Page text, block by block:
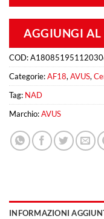
AGGIUNGI AL
COD:
Categorie:AF18,AVUS,
Tag: NAD
Marchio:AVUS
INFORMAZIONI